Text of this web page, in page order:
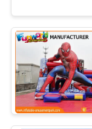
गुणवत्ता
नियंत्रण
COMPANY
स्लाइड